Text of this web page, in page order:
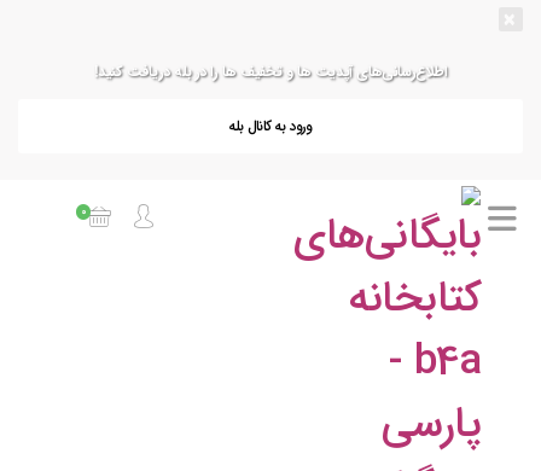
اطلاع‌رسانی‌های آپدیت ها و تخفیف ها را در بله دریافت کنید!
ورود به کانال بله
0